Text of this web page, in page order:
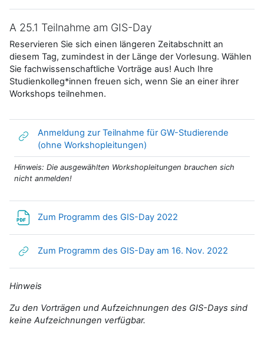
A 25.1 Teilnahme am GIS-Day
Reservieren Sie sich einen längeren Zeitabschnitt an
diesem Tag, zumindest in der Länge der Vorlesung. Wählen
Sie fachwissenschaftliche Vorträge aus! Auch Ihre
Studienkolleg*innen freuen sich, wenn Sie an einer ihrer
Workshops teilnehmen.
Anmeldung zur Teilnahme für GW-Studierende
(ohne Workshopleitungen)
Hinweis: Die ausgewählten Workshopleitungen brauchen sich
nicht anmelden!
Zum Programm des GIS-Day 2022
Zum Programm des GIS-Day am 16. Nov. 2022
Hinweis
Zu den Vorträgen und Aufzeichnungen des GIS-Days sind
keine Aufzeichnungen verfügbar.